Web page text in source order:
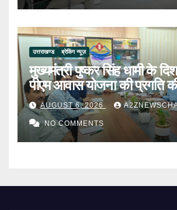
उत्तराखण्ड ब्रेकिंग न्यूज़
मुख्यमंत्री पुष्कर सिंह धामी के
पीएम आवास योजना की प्रगति
AUGUST 6, 2026
NO COMMENTS